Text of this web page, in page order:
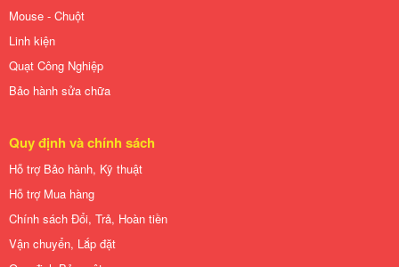
Mouse - Chuột
Linh kiện
Quạt Công Nghiệp
Bảo hành sửa chữa
Quy định và chính sách
Hỗ trợ Bảo hành, Kỹ thuật
Hỗ trợ Mua hàng
Chính sách Đổi, Trả, Hoàn tiền
Vận chuyển, Lắp đặt